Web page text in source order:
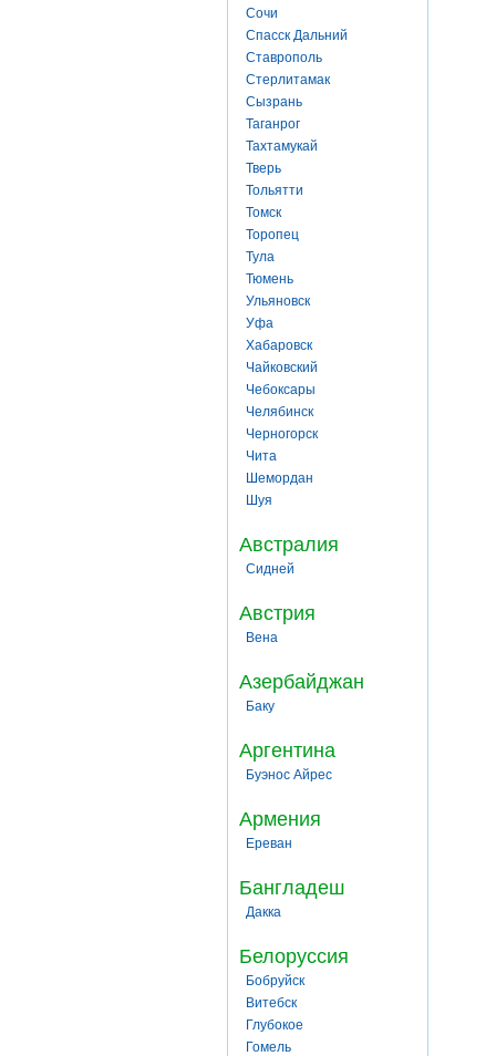
Сочи
Спасск Дальний
Ставрополь
Стерлитамак
Сызрань
Таганрог
Тахтамукай
Тверь
Тольятти
Томск
Торопец
Тула
Тюмень
Ульяновск
Уфа
Хабаровск
Чайковский
Чебоксары
Челябинск
Черногорск
Чита
Шемордан
Шуя
Австралия
Сидней
Австрия
Вена
Азербайджан
Баку
Аргентина
Буэнос Айрес
Армения
Ереван
Бангладеш
Дакка
Белоруссия
Бобруйск
Витебск
Глубокое
Гомель